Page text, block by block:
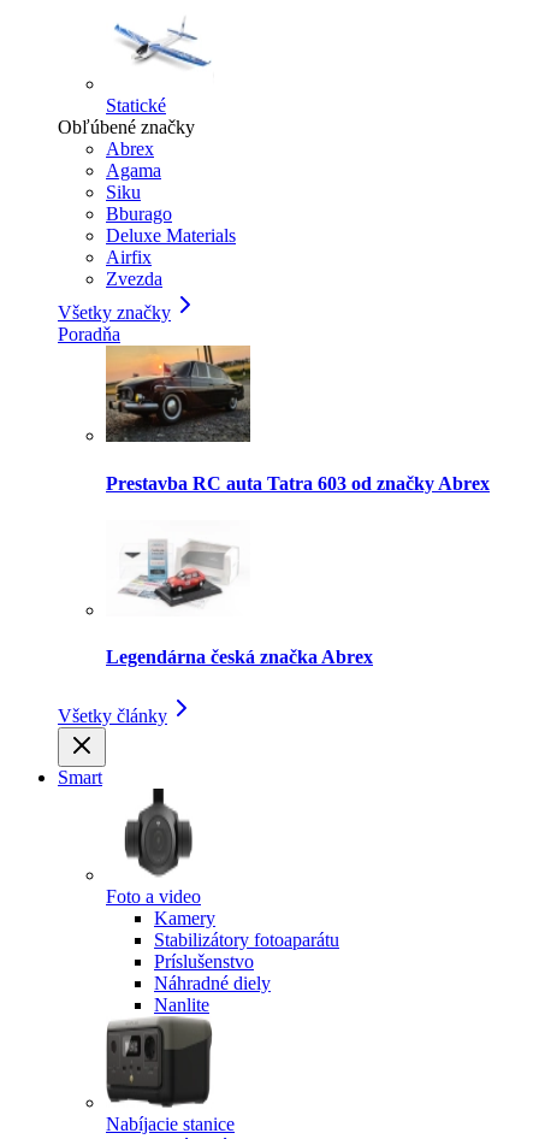
Statické
Obľúbené značky
Abrex
Agama
Siku
Bburago
Deluxe Materials
Airfix
Zvezda
Všetky značky
Poradňa
Prestavba RC auta Tatra 603 od značky Abrex
Legendárna česká značka Abrex
Všetky články
Smart
Foto a video
Kamery
Stabilizátory fotoaparátu
Príslušenstvo
Náhradné diely
Nanlite
Nabíjacie stanice